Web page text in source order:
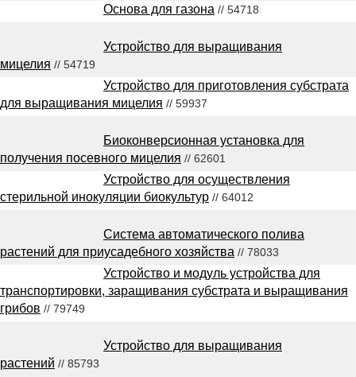
Основа для газона // 54718
Устройство для выращивания
мицелия // 54719
Устройство для приготовления субстрата
для выращивания мицелия // 59937
Биоконверсионная установка для
получения посевного мицелия // 62601
Устройство для осуществления
стерильной инокуляции биокультур // 64012
Система автоматического полива
растений для приусадебного хозяйства // 78033
Устройство и модуль устройства для
транспортировки, заращивания субстрата и выращивания
грибов // 79749
Устройство для выращивания
растений // 85793